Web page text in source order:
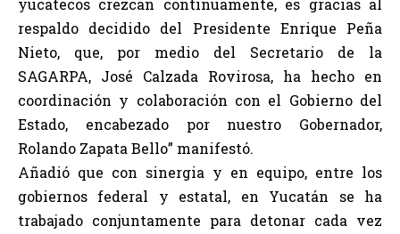
yucatecos crezcan continuamente, es gracias al
respaldo decidido del Presidente Enrique Peña
Nieto, que, por medio del Secretario de la
SAGARPA, José Calzada Rovirosa, ha hecho en
coordinación y colaboración con el Gobierno del
Estado, encabezado por nuestro Gobernador,
Rolando Zapata Bello” manifestó.
Añadió que con sinergia y en equipo, entre los
gobiernos federal y estatal, en Yucatán se ha
trabajado conjuntamente para detonar cada vez